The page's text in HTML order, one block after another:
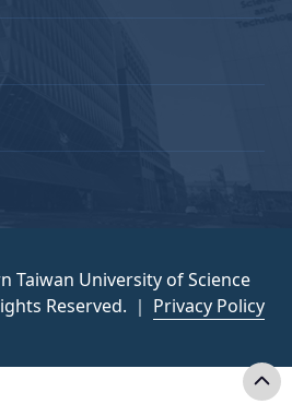
Taiwan University of Science
Reserved. ｜ Privacy Policy